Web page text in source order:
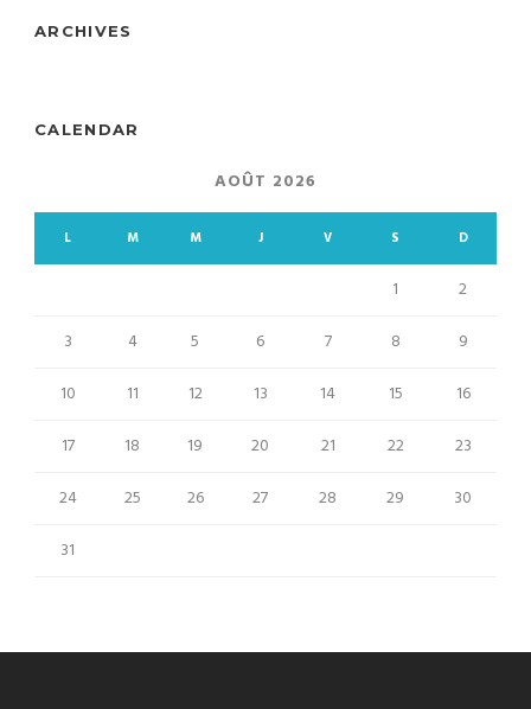
ARCHIVES
CALENDAR
AOÛT 2026
L M M J V S D
1
2
3
4 5 6 7 8
9
10
11 12 13 14 15
16
17
18 19 20 21 22
23
24
25 26 27 28 29
30
31